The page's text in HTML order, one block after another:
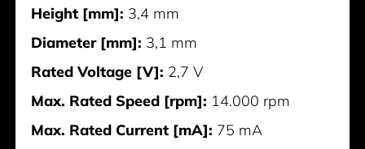
Height [mm]: 3,4 mm
Diameter [mm]: 3,1 mm
Rated Voltage [V]: 2,7 V
Max. Rated Speed [rpm]: 14.000 rpm
Max. Rated Current [mA]: 75 mA